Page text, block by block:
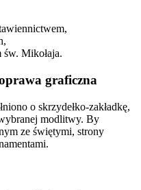
Mikołaja.
graficzna
o skrzydełko-zakładkę,
modlitwy. By
ze świętymi, strony